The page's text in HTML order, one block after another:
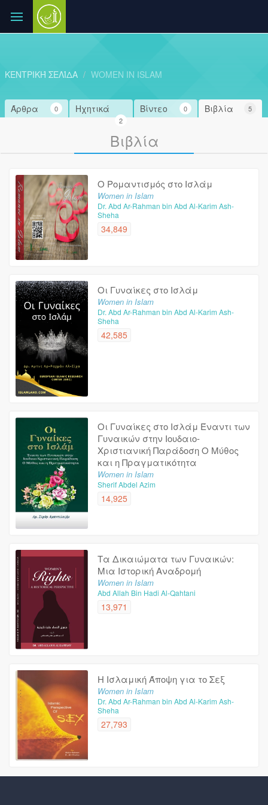
ΚΕΝΤΡΙΚΉ ΣΕΛΊΔΑ WOMEN IN ISLAM
Βιβλία 5
Βίντεο 0
Ηχητικά
2
Άρθρα 0
Βιβλία
Ο Ρομαντισμός στο Ισλάμ
Women in Islam
Dr. Abd Ar-Rahman bin Abd Al-Karim Ash-
Sheha
34,849
Οι Γυναίκες στο Ισλάμ
Women in Islam
Dr. Abd Ar-Rahman bin Abd Al-Karim Ash-
Sheha
42,585
Οι Γυναίκες στο Ισλάμ Έναντι των
Γυναικών στην Ιουδαιο-
Χριστιανική Παράδοση Ο Μύθος
και η Πραγματικότητα
Women in Islam
Sherif Abdel Azim
14,925
Τα Δικαιώματα των Γυναικών:
Μια Ιστορική Αναδρομή
Women in Islam
Abd Allah Bin Hadi Al-Qahtani
13,971
Η Ισλαμική Άποψη για το Σεξ
Women in Islam
Dr. Abd Ar-Rahman bin Abd Al-Karim Ash-
Sheha
27,793